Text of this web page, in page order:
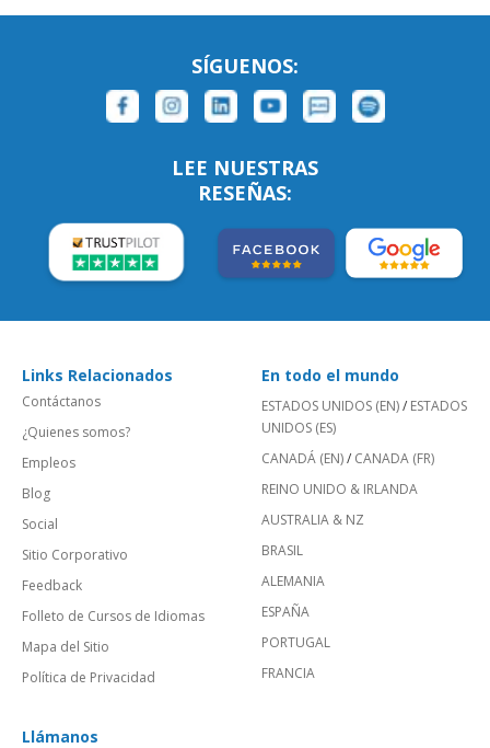
SÍGUENOS:
LEE NUESTRAS
RESEÑAS:
Links Relacionados
Contáctanos
¿Quienes somos?
Empleos
Blog
Social
Sitio Corporativo
Feedback
Folleto de Cursos de Idiomas
Mapa del Sitio
Política de Privacidad
En todo el mundo
ESTADOS UNIDOS (EN)/ ESTADOS
UNIDOS (ES)
CANADÁ (EN)/ CANADA (FR)
REINO UNIDO & IRLANDA
AUSTRALIA & NZ
BRASIL
ALEMANIA
ESPAÑA
PORTUGAL
FRANCIA
Llámanos